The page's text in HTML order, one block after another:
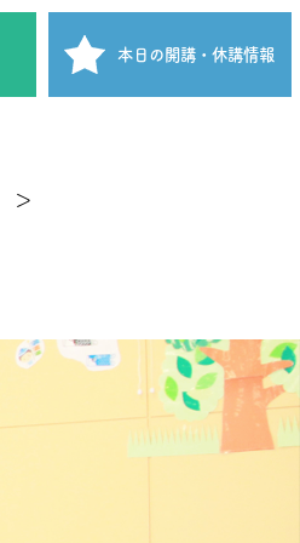
本日の開講 ・休講情報
＞